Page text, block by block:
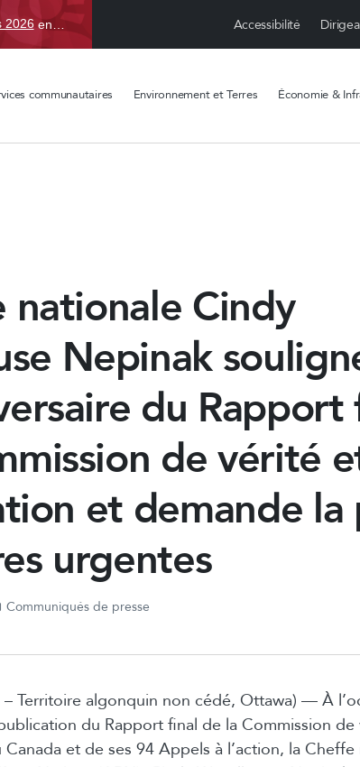
2026en TBD, du 15 avr. au 1 sept. Accessibilité
communautaires Environnement et Terres Économie &
nationale Cindy
Nepinak
du Rapport
de vérité
et demande la
urgentes
Communiqués de presse
Territoire algonquin non cédé, Ottawa) — À
du Rapport final de la Commission
et de ses 94 Appels à l’action, la